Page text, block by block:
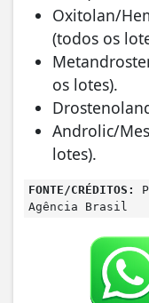
Oxitolan/
(todos os
os lotes).
Androlic/
lotes).
FONTE/CRÉDITOS:
Agência Brasil